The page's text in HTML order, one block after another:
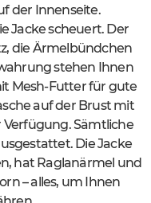
der Innenseite.
Jacke scheuert. Der
die Ärmelbündchen
stehen Ihnen
Mesh-Futter für gute
auf der Brust mit
Sämtliche
Die Jacke
hat Raglanärmel und
– alles, um Ihnen